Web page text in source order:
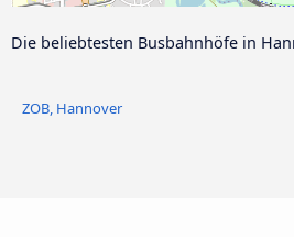
Die beliebtesten Busbahnhöfe in
ZOB, Hannover